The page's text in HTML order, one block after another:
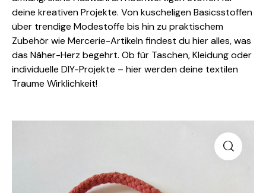
deine kreativen Projekte. Von kuscheligen Basicsstoffen
über trendige Modestoffe bis hin zu praktischem
Zubehör wie Mercerie-Artikeln findest du hier alles, was
das Näher-Herz begehrt. Ob für Taschen, Kleidung oder
individuelle DIY-Projekte – hier werden deine textilen
Träume Wirklichkeit!